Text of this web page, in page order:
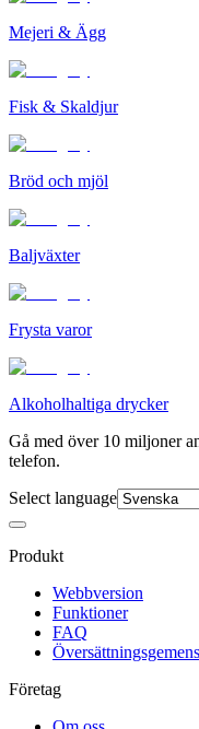
Mejeri & Ägg
Fisk & Skaldjur
Bröd och mjöl
Baljväxter
Frysta varor
Alkoholhaltiga drycker
Gå med över 10 miljoner
telefon.
Select language
Produkt
Webbversion
Funktioner
FAQ
Företag